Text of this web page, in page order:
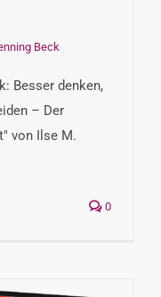
Beck
Besser denken,
– Der
von Ilse M.
0